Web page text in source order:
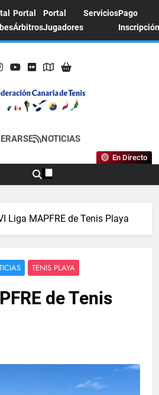
Portal
Árbitros
Portal
Jugadores
ServiciosPago
Inscripción
CANARIA DE
TENIS
De La Federación Canaria De
NOTICIAS
En Directo
Liga MAPFRE de Tenis Playa
TENIS PLAYA
de Tenis